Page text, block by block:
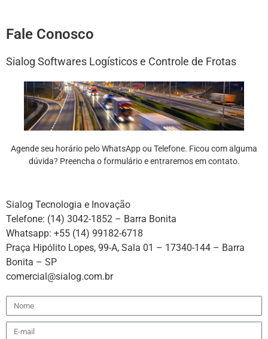
Fale Conosco
Sialog Softwares Logísticos e Controle de Frotas
Agende seu horário pelo WhatsApp ou Telefone. Ficou com alguma
dúvida? Preencha o formulário e entraremos em contato.
Sialog Tecnologia e Inovação
Telefone: (14) 3042-1852 – Barra Bonita
Whatsapp: +55 (14) 99182-6718
Praça Hipólito Lopes, 99-A, Sala 01 – 17340-144 – Barra
Bonita – SP
comercial@sialog.com.br